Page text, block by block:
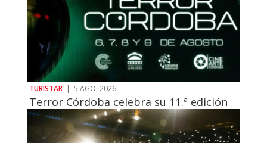
TURISTAR | 5 AGO, 2026
Terror Córdoba celebra su 11.ª edición